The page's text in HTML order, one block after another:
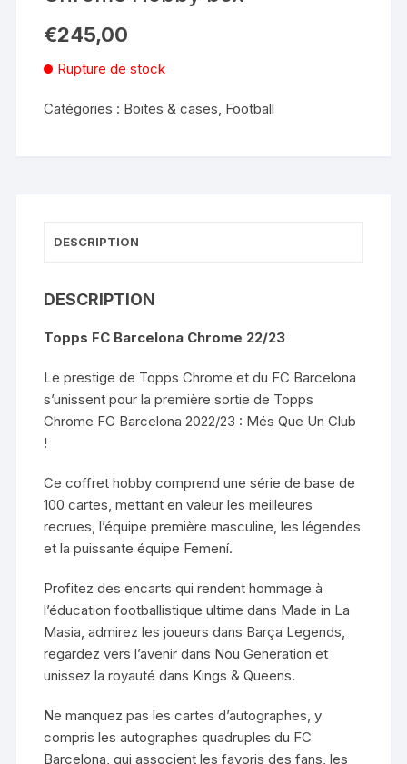
€245,00
Rupture de stock
Catégories : Boites & cases, Football
DESCRIPTION
DESCRIPTION
Topps FC Barcelona Chrome 22/23
Le prestige de Topps Chrome et du FC Barcelona
s’unissent pour la première sortie de Topps
Chrome FC Barcelona 2022/23 : Més Que Un Club
!
Ce coffret hobby comprend une série de base de
100 cartes, mettant en valeur les meilleures
recrues, l’équipe première masculine, les légendes
et la puissante équipe Femení.
Profitez des encarts qui rendent hommage à
l’éducation footballistique ultime dans Made in La
Masia, admirez les joueurs dans Barça Legends,
regardez vers l’avenir dans Nou Generation et
unissez la royauté dans Kings & Queens.
Ne manquez pas les cartes d’autographes, y
compris les autographes quadruples du FC
Barcelona, qui associent les favoris des fans, les